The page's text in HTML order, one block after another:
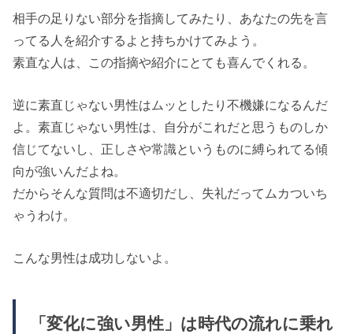
相手の足りない部分を指摘してみたり、あなたの先を言
ってる人を紹介するよと持ちかけてみよう。
素直な人は、この指摘や紹介にとても喜んでくれる。
逆に素直じゃない男性はムッとしたり不機嫌になるんだ
よ。素直じゃない男性は、自分がこれだと思うものしか
信じてないし、正しさや常識というものに縛られてる傾
向が強いんだよね。
だからそんな質問は不適切だし、失礼だってムカついち
ゃうわけ。
こんな男性は成功しないよ。
「変化に強い男性」は時代の流れに乗れ